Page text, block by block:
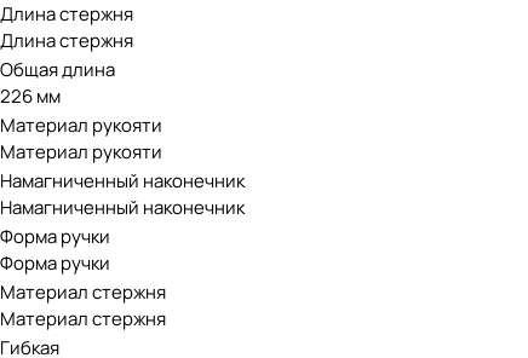
Длина стержня
Длина стержня
Общая длина
226 мм
Материал рукояти
Материал рукояти
Намагниченный наконечник
Намагниченный наконечник
Форма ручки
Форма ручки
Материал стержня
Материал стержня
Гибкая